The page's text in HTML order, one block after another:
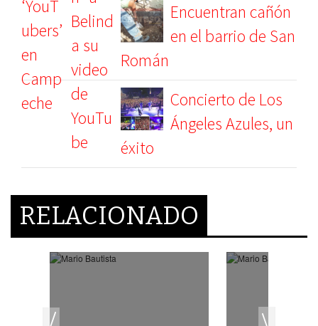
Encuentran cañón
en el barrio de San
Román
Concierto de Los
Ángeles Azules, un
éxito
RELACIONADO